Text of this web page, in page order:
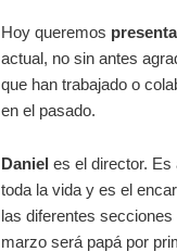
Hoy queremos
actual, no sin antes
que han trabajado o
en el pasado.
Daniel es el director. Es
toda la vida y es el
las diferentes
marzo será papá por